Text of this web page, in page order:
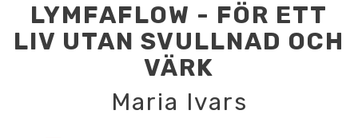
LYMFAFLOW - FÖR ETT
LIV UTAN SVULLNAD OCH
VÄRK
Maria Ivars